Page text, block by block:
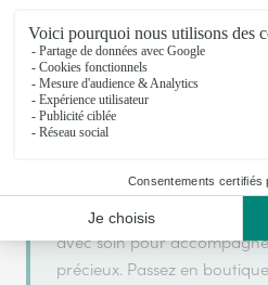
Les Fleurs de Fanchon
avec Interflora, réseau de
référence, pour vous
à Orgerus. Avec un souci
créativité, chaque
avec soin pour
précieux. Passez en